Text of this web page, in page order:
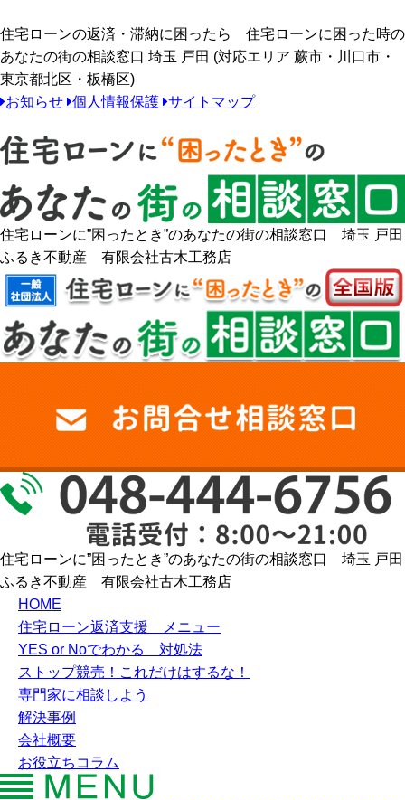
住宅ローンの返済・滞納に困ったら 住宅ローンに困った時の
あなたの街の相談窓口 埼玉 戸田 (対応エリア 蕨市・川口市・
東京都北区・板橋区)
お知らせ 個人情報保護 サイトマップ
住宅ローンに”困ったとき”のあなたの街の相談窓口 埼玉 戸田
ふるき不動産 有限会社古木工務店
住宅ローンに”困ったとき”のあなたの街の相談窓口 埼玉 戸田
ふるき不動産 有限会社古木工務店
HOME
住宅ローン返済支援 メニュー
YES or Noでわかる 対処法
ストップ競売！これだけはするな！
専門家に相談しよう
解決事例
会社概要
お役立ちコラム